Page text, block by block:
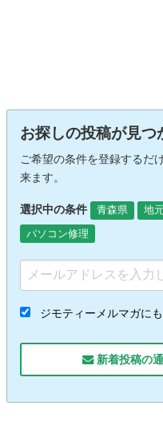
お探しの投稿が見つ
ご希望の条件を登録するだ
来ます。
選択中の条件 青森県 地
パソコン修理
ジモティーメルマガに
新着投稿の